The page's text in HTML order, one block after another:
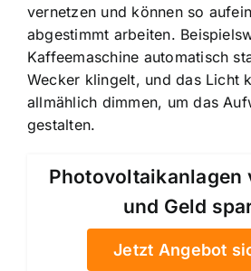
vernetzen und können so
abgestimmt arbeiten.
Kaffeemaschine automatisch
Wecker klingelt, und das Licht
allmählich dimmen, um das
gestalten.
Photovoltaikanlagen
und Geld
Jetzt Angebot